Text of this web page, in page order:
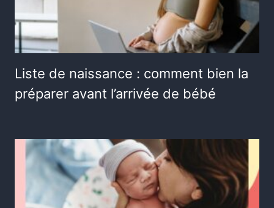
Liste de naissance : comment bien la
préparer avant l’arrivée de bébé